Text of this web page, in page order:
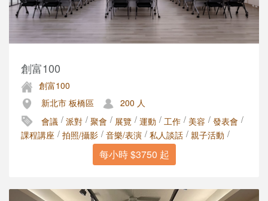
創富100
創富100
新北市 板橋區
200 人
會議 / 派對 / 聚會 / 展覽 / 運動 / 工作 / 美容 / 發表會 /
課程講座 / 拍照/攝影 / 音樂/表演 / 私人談話 / 親子活動 /
每小時 $3750 起